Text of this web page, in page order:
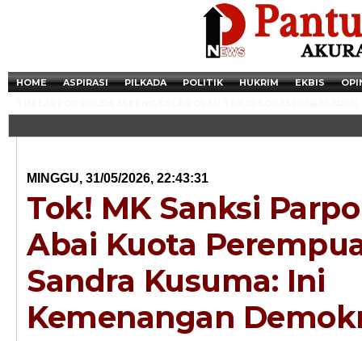
HOME ASPIRASI PILKADA POLITIK HUKRIM EKBIS
Newsticker -
Razia Transaksi
MINGGU, 31/05/2026, 22:43:31
Tok! MK Sanksi
Abai Kuota
Sandra Kusuma: Ini
Kemenangan